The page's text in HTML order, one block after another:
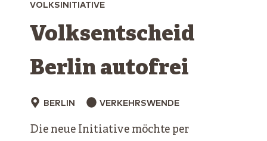
VOLKSINITIATIVE
Volksentscheid
Berlin autofrei
BERLIN VERKEHRSWENDE
Die neue Initiative möchte per